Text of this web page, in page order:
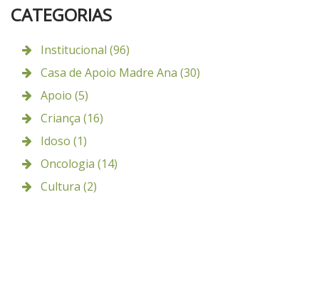
CATEGORIAS
Institucional (96)
Casa de Apoio Madre Ana (30)
Apoio (5)
Criança (16)
Idoso (1)
Oncologia (14)
Cultura (2)